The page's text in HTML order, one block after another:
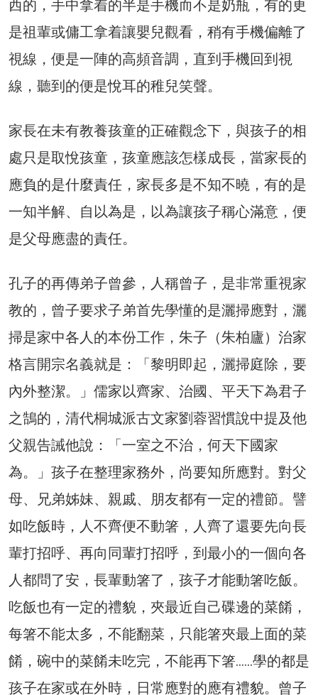
西的，手中拿着的半是手機而不是奶瓶，有的更
是祖輩或傭工拿着讓嬰兒觀看，稍有手機偏離了
視線，便是一陣的高頻音調，直到手機回到視
線，聽到的便是悅耳的稚兒笑聲。
家長在未有教養孩童的正確觀念下，與孩子的相
處只是取悅孩童，孩童應該怎樣成長，當家長的
應負的是什麼責任，家長多是不知不曉，有的是
一知半解、自以為是，以為讓孩子稱心滿意，便
是父母應盡的責任。
孔子的再傳弟子曾參，人稱曾子，是非常重視家
教的，曾子要求子弟首先學懂的是灑掃應對，灑
掃是家中各人的本份工作，朱子（朱柏廬）治家
格言開宗名義就是：「黎明即起，灑掃庭除，要
內外整潔。」儒家以齊家、治國、平天下為君子
之鵠的，清代桐城派古文家劉蓉習慣說中提及他
父親告誡他說：「一室之不治，何天下國家
為。」孩子在整理家務外，尚要知所應對。對父
母、兄弟姊妹、親戚、朋友都有一定的禮節。譬
如吃飯時，人不齊便不動箸，人齊了還要先向長
輩打招呼、再向同輩打招呼，到最小的一個向各
人都問了安，長輩動箸了，孩子才能動箸吃飯。
吃飯也有一定的禮貌，夾最近自己碟邊的菜餚，
每箸不能太多，不能翻菜，只能箸夾最上面的菜
餚，碗中的菜餚未吃完，不能再下箸……學的都是
孩子在家或在外時，日常應對的應有禮貌。曾子